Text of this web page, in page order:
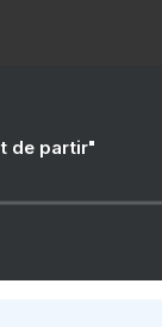
de partir"